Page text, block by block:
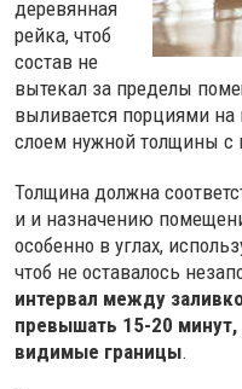
деревянная
рейка, чтоб
состав не
вытекал за пределы
выливается порциями на
слоем нужной толщины
Толщина должна
и и назначению
особенно в углах,
чтоб не оставалось
интервал между
превышать 15-20 минут,
видимые границы.